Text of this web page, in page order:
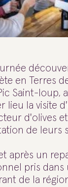
en Terres
Saint-loup,
lieu la visite
d'olives et
de leurs
après un
pris dans
de la